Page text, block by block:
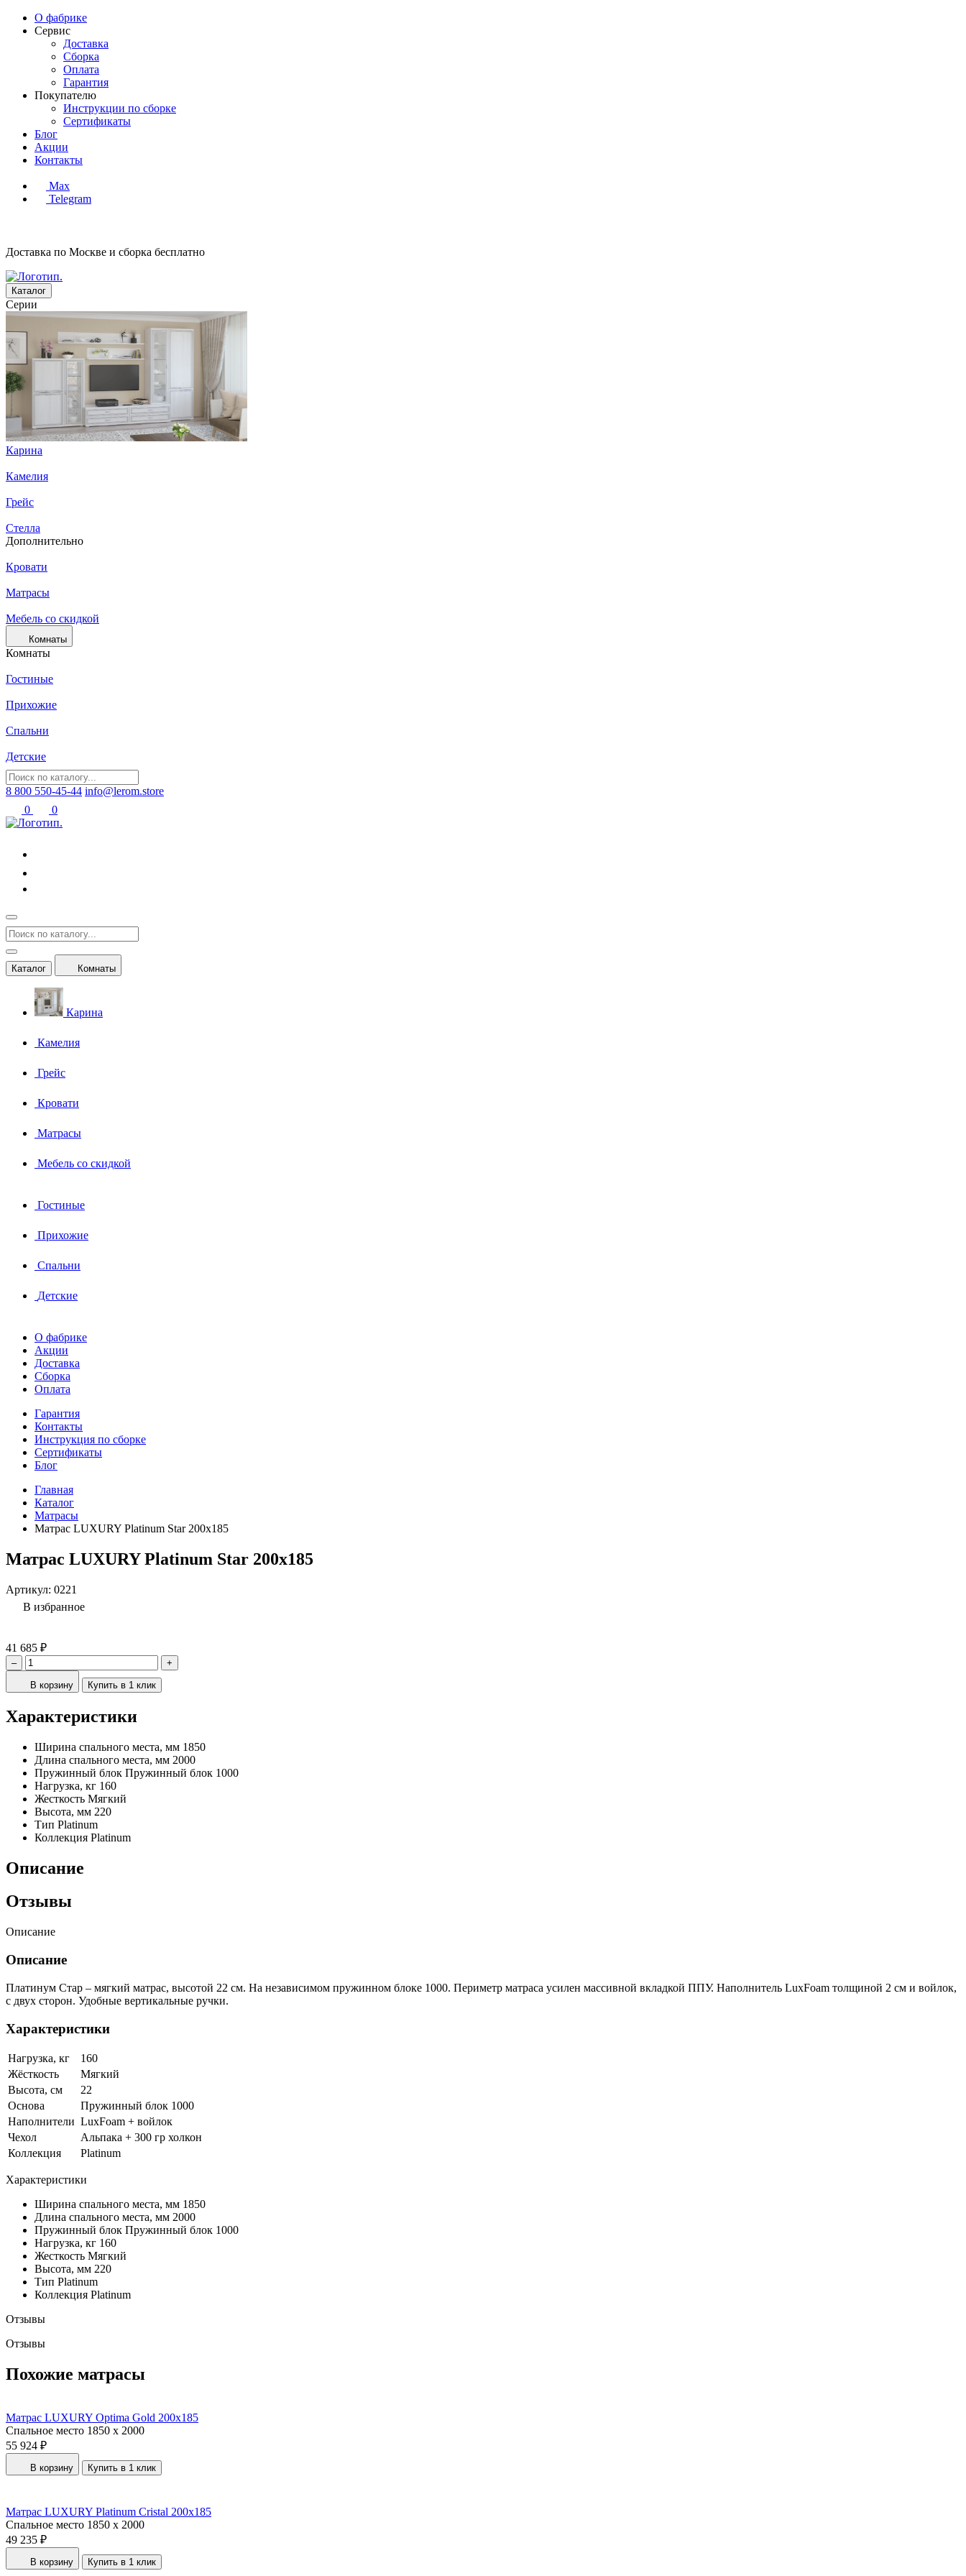
О фабрике
Сервис
Доставка
Сборка
Оплата
Гарантия
Покупателю
Инструкции по сборке
Сертификаты
Блог
Акции
Контакты
Max
Telegram
Доставка по Москве и сборка бесплатно
Каталог
Серии
Карина
Камелия
Грейс
Стелла
Дополнительно
Кровати
Матрасы
Мебель со скидкой
Комнаты
Комнаты
Гостиные
Прихожие
Спальни
Детские
8 800 550-45-44 info@lerom.store
0
0
Каталог Комнаты
Карина
Камелия
Грейс
Кровати
Матрасы
Мебель со скидкой
Гостиные
Прихожие
Спальни
Детские
О фабрике
Акции
Доставка
Сборка
Оплата
Гарантия
Контакты
Инструкция по сборке
Сертификаты
Блог
Главная
Каталог
Матрасы
Матрас LUXURY Platinum Star 200x185
Матрас LUXURY Platinum Star 200x185
Артикул: 0221
В избранное
41 685 ₽
– +
В корзину Купить в 1 клик
Характеристики
Ширина спального места, мм 1850
Длина спального места, мм 2000
Пружинный блок Пружинный блок 1000
Нагрузка, кг 160
Жесткость Мягкий
Высота, мм 220
Тип Platinum
Коллекция Platinum
Описание
Отзывы
Описание
Описание
Платинум Стар – мягкий матрас, высотой 22 см. На независимом пружинном блоке 1000. Периметр матраса усилен массивной вкладкой ППУ. Наполнитель LuxFoam толщиной 2 см и войлок,
с двух сторон. Удобные вертикальные ручки.
Характеристики
Нагрузка, кг
160
Жёсткость
Мягкий
Высота, см
22
Основа
Пружинный блок 1000
Наполнители LuxFoam + войлок
Чехол
Альпака + 300 гр холкон
Коллекция
Platinum
Характеристики
Ширина спального места, мм 1850
Длина спального места, мм 2000
Пружинный блок Пружинный блок 1000
Нагрузка, кг 160
Жесткость Мягкий
Высота, мм 220
Тип Platinum
Коллекция Platinum
Отзывы
Отзывы
Похожие матрасы
Матрас LUXURY Optima Gold 200x185
Спальное место 1850 x 2000
55 924 ₽
В корзину Купить в 1 клик
Матрас LUXURY Platinum Cristal 200x185
Спальное место 1850 x 2000
49 235 ₽
В корзину Купить в 1 клик